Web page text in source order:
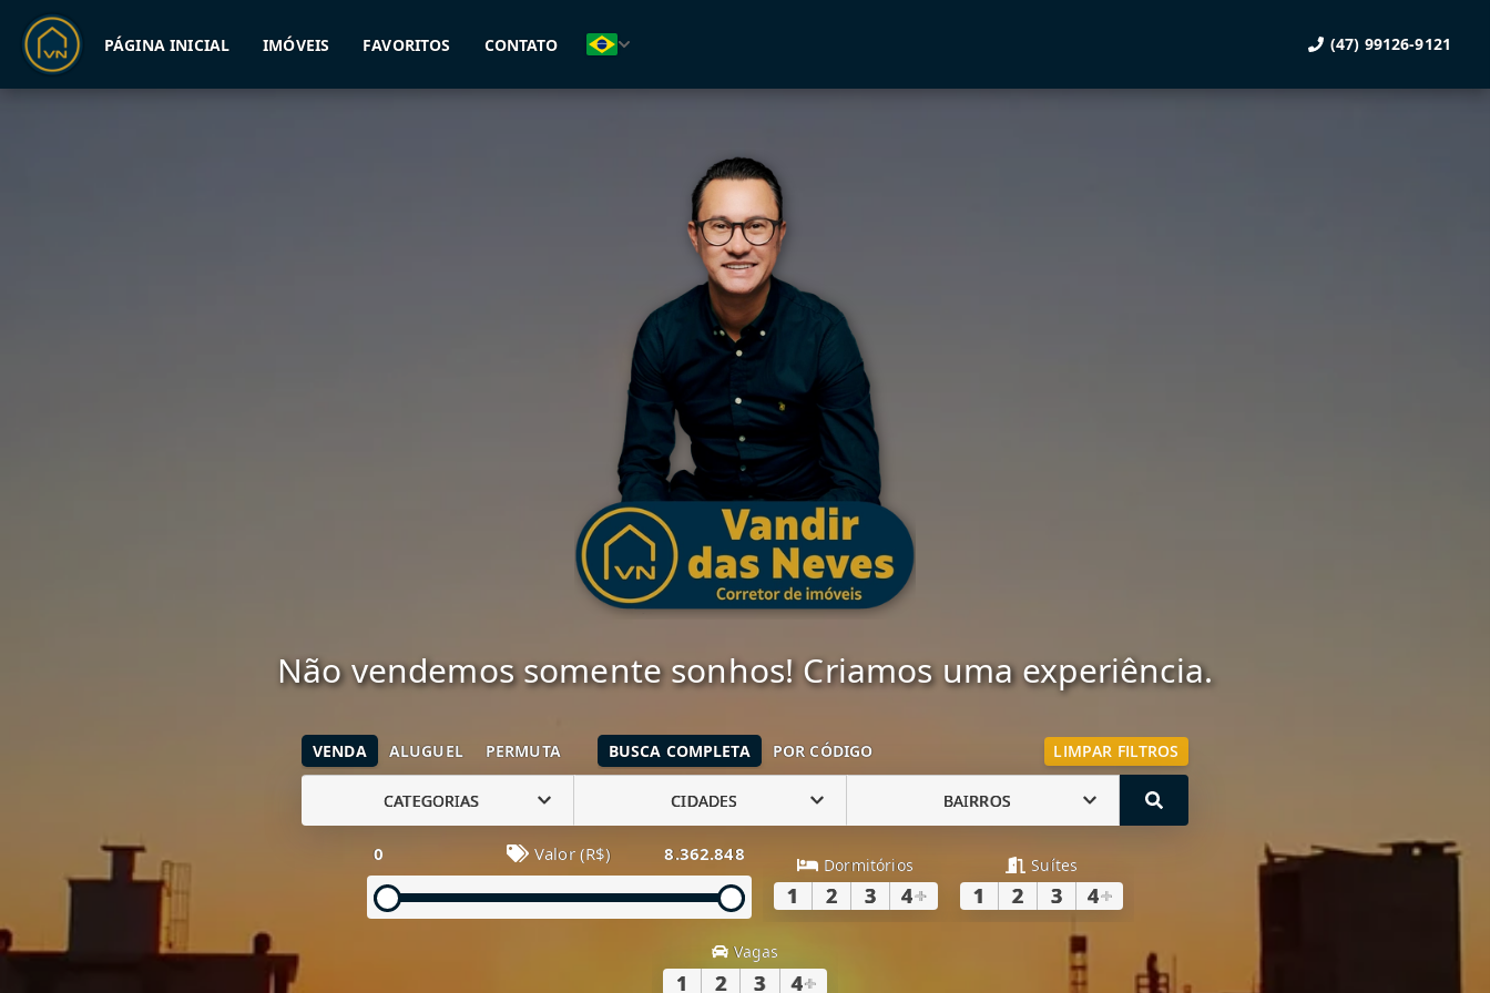
PÁGINA INICIAL IMÓVEIS FAVORITOS CONTATO (47) 99126-9121
Não vendemos somente sonhos! Criamos uma experiência.
VENDA ALUGUEL PERMUTA BUSCA COMPLETA POR CÓDIGO LIMPAR FILTROS
CATEGORIAS CIDADES BAIRROS
0 Valor (R$) 8.362.848 Dormitórios
1 2 3 4+
Suítes
1 2 3 4+
Vagas
1 2 3 4+